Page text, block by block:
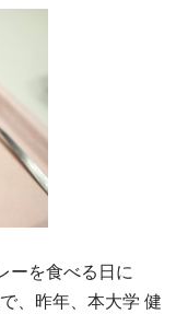
ーを食べる日に
、昨年、本大学 健